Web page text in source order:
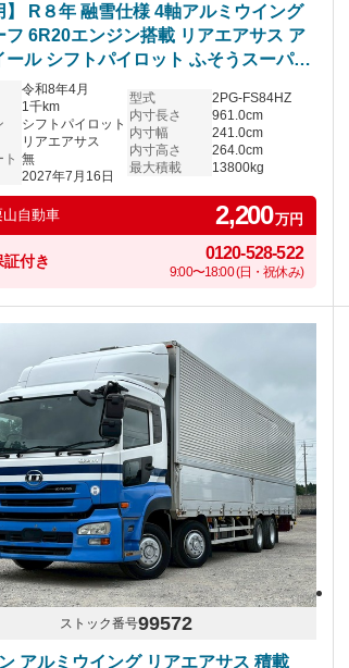
】 R８年 融雪仕様 4軸アルミウイング
フ 6R20エンジン搭載 リアエアサス ア
ール シフトパイロット ふそうスーパー
車検付き
令和8年4月
1千km
シフトパイロット
リアエアサス
無
2027年7月16日
型式
2PG-FS84HZ
内寸長さ
961.0cm
内寸幅
241.0cm
内寸高さ
264.0cm
最大積載
13800kg
山自動車 2,200万円
付き 0120-528-522
9:00〜18:00 (日・祝休み)
ストック番号99572
アルミウイング リアエアサス 積載